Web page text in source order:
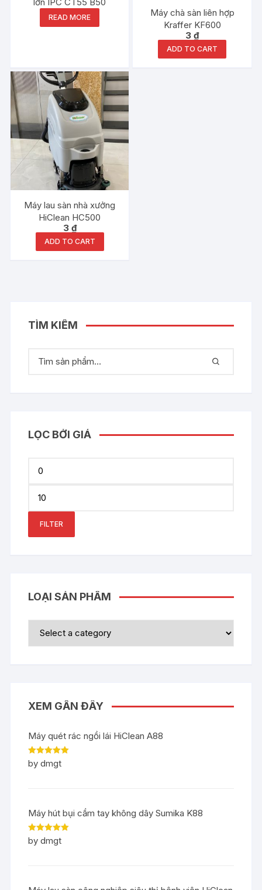
READ MORE
Máy chà sàn liên hợp
Kraffer KF600
3₫
ADD TO CART
Máy lau sàn nhà xưởng
HiClean HC500
3 ₫
ADD TO CART
TÌM KIẾM
LỌC BỞI GIÁ
FILTER
LOẠI SẢN PHẨM
XEM GẦN ĐÂY
Máy quét rác ngồi lái HiClean A88
Rated5out
of 5
by dmgt
Máy hút bụi cầm tay không dây Sumika K88
Rated5out
of 5
by dmgt